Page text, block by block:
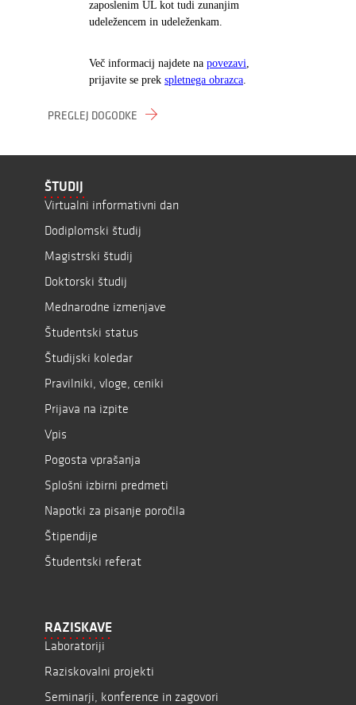
zaposlenim UL kot tudi zunanjim
udeležencem in udeleženkam.
Več informacij najdete na povezavi,
prijavite se prek spletnega obrazca.
PREGLEJ DOGODKE
ŠTUDIJ
Virtualni informativni dan
Dodiplomski študij
Magistrski študij
Doktorski študij
Mednarodne izmenjave
Študentski status
Študijski koledar
Pravilniki, vloge, ceniki
Prijava na izpite
Vpis
Pogosta vprašanja
Splošni izbirni predmeti
Napotki za pisanje poročila
Štipendije
Študentski referat
RAZISKAVE
Laboratoriji
Raziskovalni projekti
Seminarji, konference in zagovori